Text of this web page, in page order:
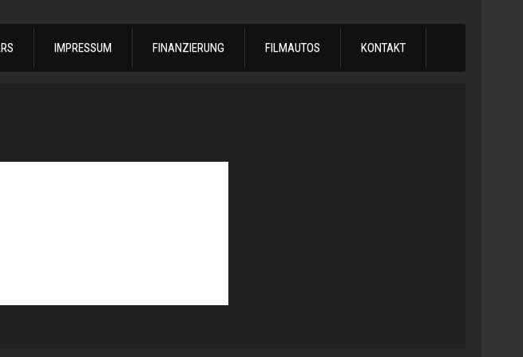
IMPRESSUM FINANZIERUNG FILMAUTOS KONTAKT